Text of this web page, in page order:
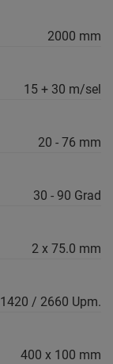
2000 mm
15 + 30 m/sel
20 - 76 mm
30 - 90 Grad
2 x 75.0 mm
1420 / 2660 Upm.
400 x 100 mm